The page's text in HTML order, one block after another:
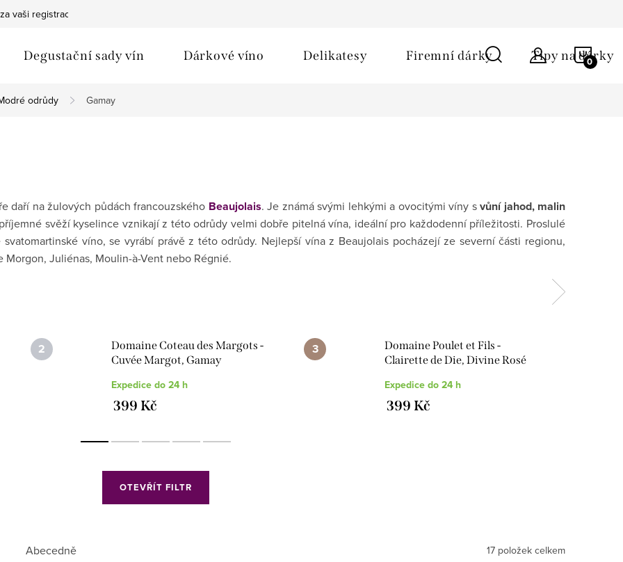
vaši registraci
Degustační sady vín Dárkové víno Delikatesy Firemní dárky Tipy na dárky
odrůdy Gamay
daří na žulových půdách francouzského Beaujolais. Je známá svými lehkými a ovocitými víny svůní jahod, malin
svěží kyselince vznikají z této odrůdy velmi dobře pitelná vína, ideální pro každodenní příležitosti. Proslulé
víno, se vyrábí právě z této odrůdy. Nejlepší vína z Beaujolais pocházejí ze severní části regionu,
Morgon, Juliénas, Moulin-à-Vent nebo Régnié.
Domaine Coteau des Margots -
Cuvée Margot, Gamay
Expedice do 24 h
399 Kč
Domaine Poulet et Fils -
Clairette de Die, Divine Rosé
Expedice do 24 h
399 Kč
OTEVŘÍT FILTR
Abecedně 17 položek celkem